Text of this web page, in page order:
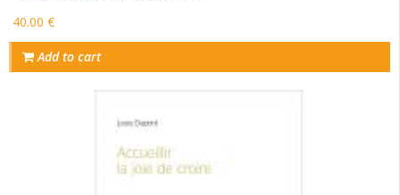
40.00 €
Add to cart